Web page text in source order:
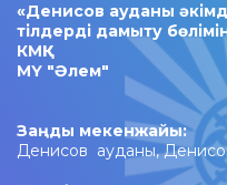
«Денисов ауданы
тілдерді дамыту
КМҚК
МҮ "Әлем"
Заңды мекенжайы:
Денисов ауданы,